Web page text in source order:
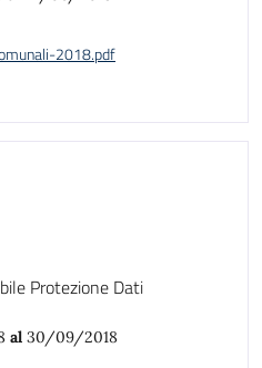
Protezione Dati
al 30/09/2018
2018.pdf